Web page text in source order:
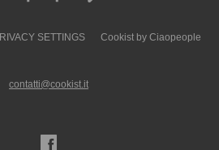
SETTINGS Cookist by Ciaopeople
contatti@cookist.it